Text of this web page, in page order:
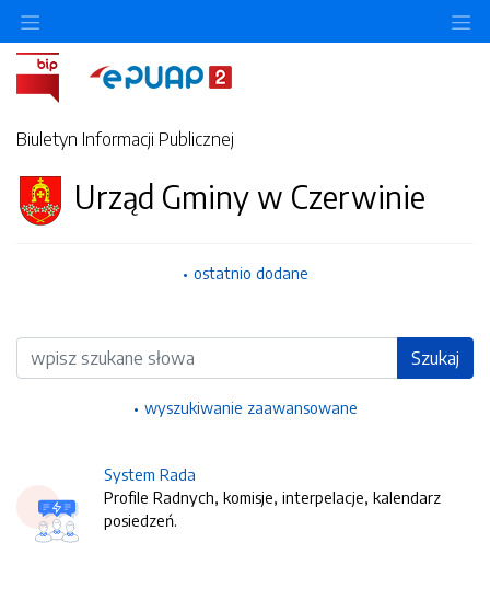
Biuletyn Informacji Publicznej
Urząd Gminy w Czerwinie
ostatnio dodane
Wyszukiwarka Szukaj
wyszukiwanie zaawansowane
System Rada
Profile Radnych, komisje, interpelacje, kalendarz
posiedzeń.